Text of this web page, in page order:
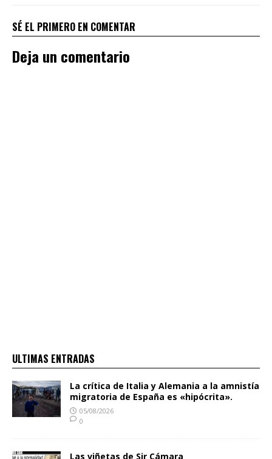
SÉ EL PRIMERO EN COMENTAR
Deja un comentario
ULTIMAS ENTRADAS
La crítica de Italia y Alemania a la amnistía
migratoria de España es «hipócrita».
05/08/2026
0
Las viñetas de Sir Cámara